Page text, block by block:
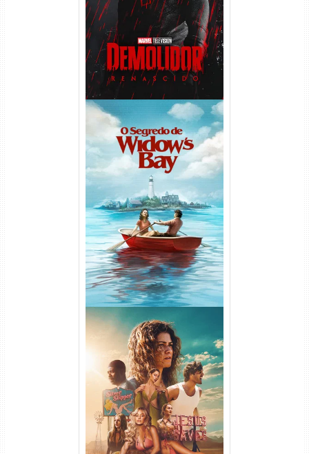
1080p Dual Áudio
O Segredo de Widow’s Bay
1ª Temporada Torrent (2026)
WEB-DL 1080p Dual Áudio
Euphoria 3ª Temporada
Torrent (2026) WEB-DL 1080p
Dual Áudio